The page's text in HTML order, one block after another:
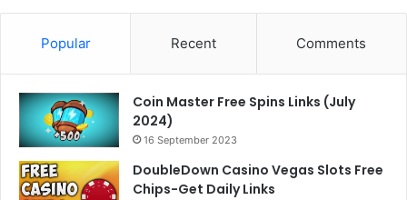
Popular Recent Comments
Coin Master Free Spins Links (July
2024)
16 September 2023
DoubleDown Casino Vegas Slots Free
Chips-Get Daily Links